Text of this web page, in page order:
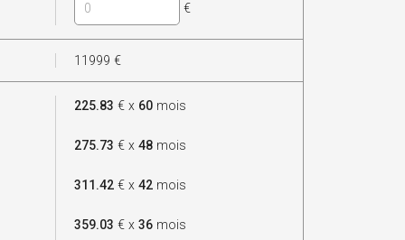
€
11999 €
225.83 € x 60 mois
275.73 € x 48 mois
311.42 € x 42 mois
359.03 € x 36 mois